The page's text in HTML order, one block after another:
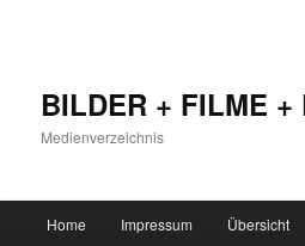
BILDER + FILME +
Medienverzeichnis
Home Impressum Übersicht